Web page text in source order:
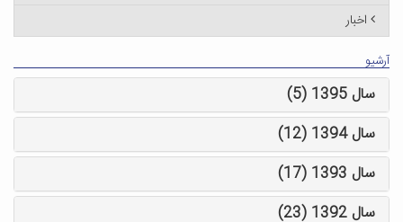
اخبار
آرشیو
سال 1395 (5)
سال 1394 (12)
سال 1393 (17)
سال 1392 (23)